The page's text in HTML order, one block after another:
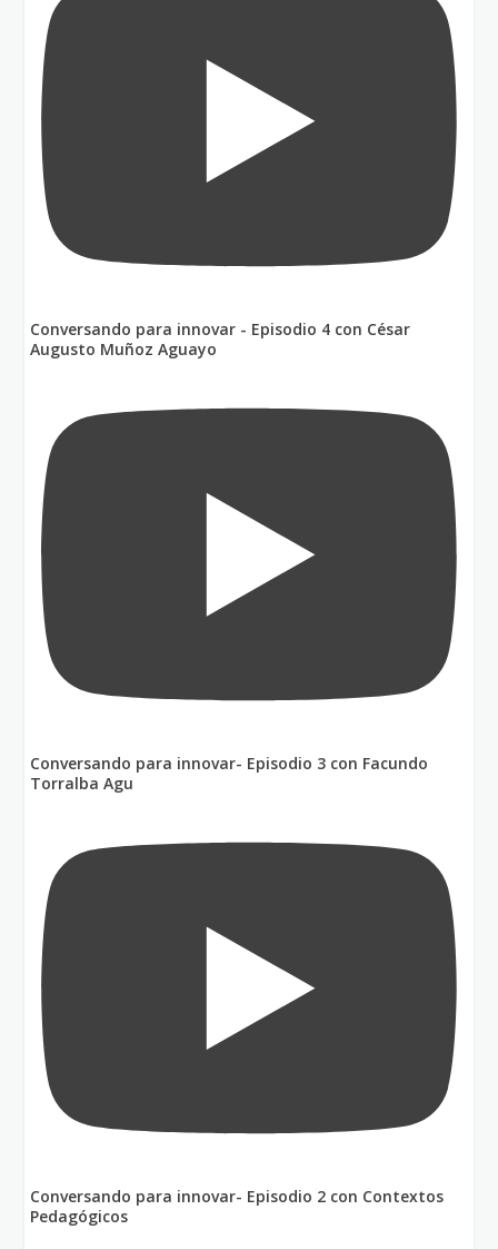
Conversando para innovar - Episodio 4 con César
Augusto Muñoz Aguayo
Conversando para innovar- Episodio 3 con Facundo
Torralba Agu
Conversando para innovar- Episodio 2 con Contextos
Pedagógicos